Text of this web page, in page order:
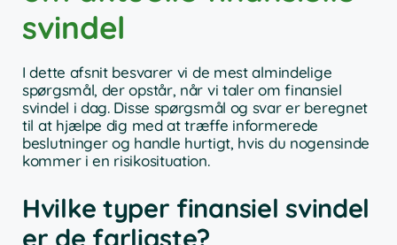
svindel
I dette afsnit besvarer vi de mest almindelige
spørgsmål, der opstår, når vi taler om finansiel
svindel i dag. Disse spørgsmål og svar er beregnet
til at hjælpe dig med at træffe informerede
beslutninger og handle hurtigt, hvis du nogensinde
kommer i en risikosituation.
Hvilke typer finansiel svindel
er de farligste?